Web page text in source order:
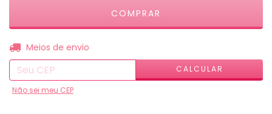
Entregas para o CEP:
Meios de envio
CALCULAR
Não sei meu CEP